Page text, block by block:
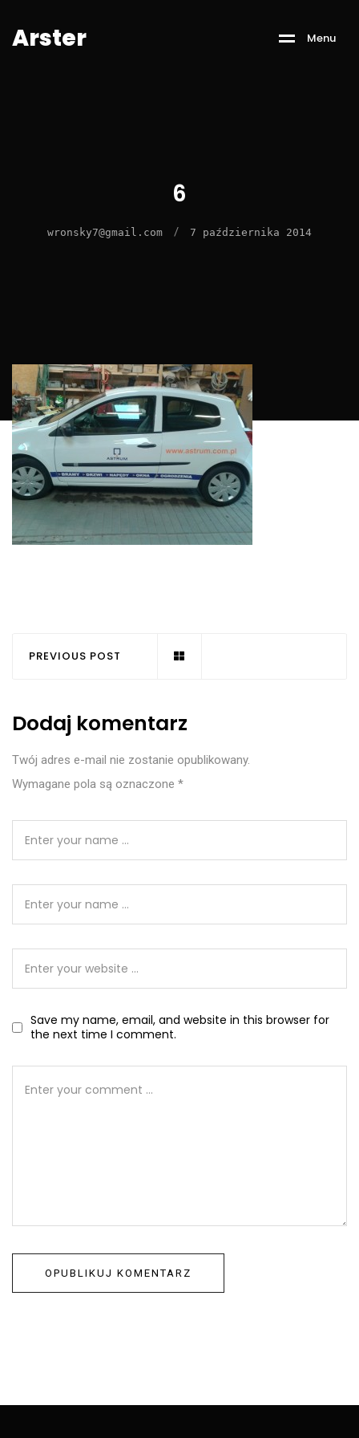
Arster Menu
6
wronsky7@gmail.com / 7 października 2014
PREVIOUS POST
Dodaj komentarz
Twój adres e-mail nie zostanie opublikowany.
Wymagane pola są oznaczone *
Save my name, email, and website in this browser for
the next time I comment.